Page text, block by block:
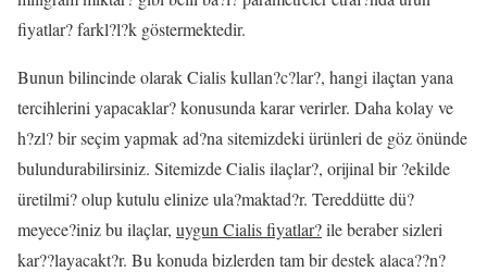
fiyatlar? farkl?l?k göstermektedir.
Bunun bilincinde olarak Cialis kullan?c?lar?, hangi ilaçtan yana
tercihlerini yapacaklar? konusunda karar verirler. Daha kolay ve
h?zl? bir seçim yapmak ad?na sitemizdeki ürünleri de göz önünde
bulundurabilirsiniz. Sitemizde Cialis ilaçlar?, orijinal bir ?ekilde
üretilmi? olup kutulu elinize ula?maktad?r. Tereddütte dü?
meyece?iniz bu ilaçlar, uygun Cialis fiyatlar?ile beraber sizleri
kar??layacakt?r. Bu konuda bizlerden tam bir destek alaca??n?